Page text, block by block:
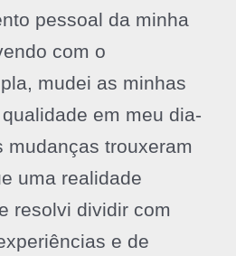
pessoal da minha
com o
mudei as minhas
em meu dia-
mudanças trouxeram
uma realidade
resolvi dividir com
e de